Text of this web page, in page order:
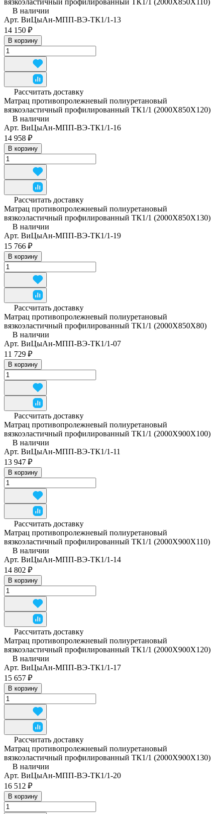
вязкоэластичный профилированный ТК1/1 (2000Х850Х110)
В наличии
Арт. ВиЦыАн-МПП-ВЭ-ТК1/1-13
14 150 ₽
В корзину
Рассчитать доставку
Матрац противопролежневый полиуретановый
вязкоэластичный профилированный ТК1/1 (2000Х850Х120)
В наличии
Арт. ВиЦыАн-МПП-ВЭ-ТК1/1-16
14 958 ₽
В корзину
Рассчитать доставку
Матрац противопролежневый полиуретановый
вязкоэластичный профилированный ТК1/1 (2000Х850Х130)
В наличии
Арт. ВиЦыАн-МПП-ВЭ-ТК1/1-19
15 766 ₽
В корзину
Рассчитать доставку
Матрац противопролежневый полиуретановый
вязкоэластичный профилированный ТК1/1 (2000Х850Х80)
В наличии
Арт. ВиЦыАн-МПП-ВЭ-ТК1/1-07
11 729 ₽
В корзину
Рассчитать доставку
Матрац противопролежневый полиуретановый
вязкоэластичный профилированный ТК1/1 (2000Х900Х100)
В наличии
Арт. ВиЦыАн-МПП-ВЭ-ТК1/1-11
13 947 ₽
В корзину
Рассчитать доставку
Матрац противопролежневый полиуретановый
вязкоэластичный профилированный ТК1/1 (2000Х900Х110)
В наличии
Арт. ВиЦыАн-МПП-ВЭ-ТК1/1-14
14 802 ₽
В корзину
Рассчитать доставку
Матрац противопролежневый полиуретановый
вязкоэластичный профилированный ТК1/1 (2000Х900Х120)
В наличии
Арт. ВиЦыАн-МПП-ВЭ-ТК1/1-17
15 657 ₽
В корзину
Рассчитать доставку
Матрац противопролежневый полиуретановый
вязкоэластичный профилированный ТК1/1 (2000Х900Х130)
В наличии
Арт. ВиЦыАн-МПП-ВЭ-ТК1/1-20
16 512 ₽
В корзину